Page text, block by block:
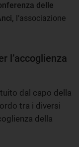
delle
l’associazione
l’accoglienza
dal capo della
tra i diversi
della